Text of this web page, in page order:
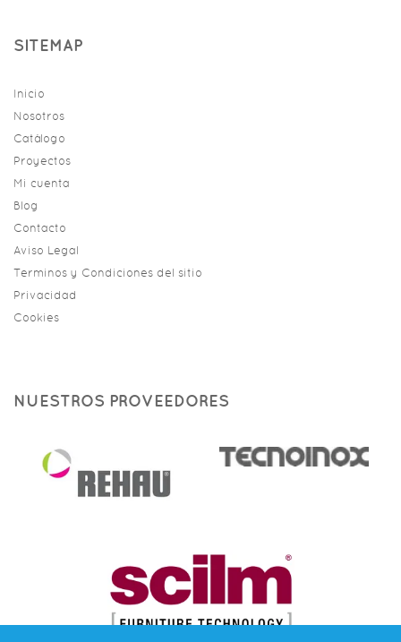
SITEMAP
Inicio
Nosotros
Catálogo
Proyectos
Mi cuenta
Blog
Contacto
Aviso Legal
Terminos y Condiciones del sitio
Privacidad
Cookies
NUESTROS PROVEEDORES